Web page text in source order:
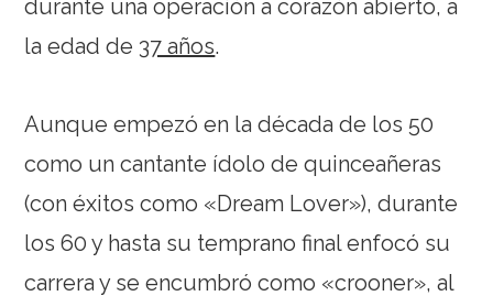
durante una operación a corazón abierto, a
la edad de 37 años.
Aunque empezó en la década de los 50
como un cantante ídolo de quinceañeras
(con éxitos como «Dream Lover»), durante
los 60 y hasta su temprano final enfocó su
carrera y se encumbró como «crooner», al